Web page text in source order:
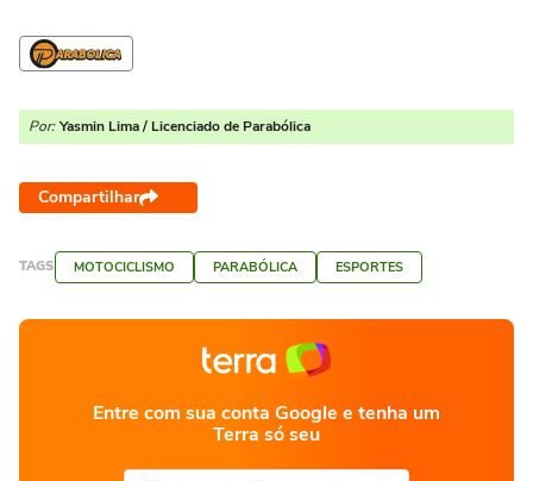
Por: Yasmin Lima / Licenciado de Parabólica
Compartilhar
TAGS MOTOCICLISMO PARABÓLICA ESPORTES
Entre com sua conta Google e tenha um
Terra só seu